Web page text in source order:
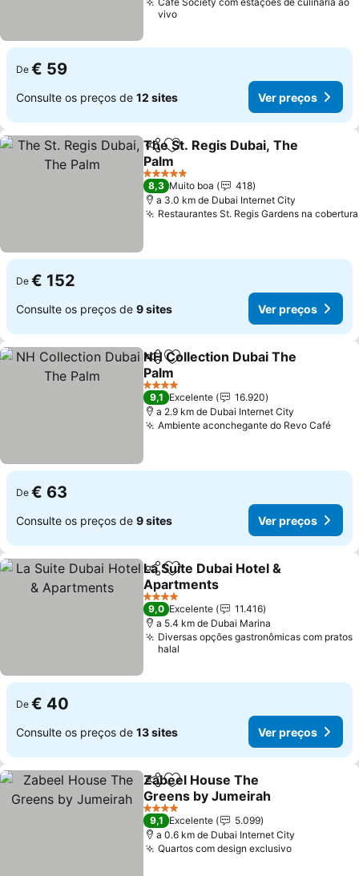
vivo
De € 59
Consulte os preços de 12 sites Ver preços
PartilharAdicionar aos favoritos
The St. Regis Dubai, The
Palm
Ver preços
5 Estrelas
8,3 Muito boa
418
a 3.0 km de Dubai Internet City
Restaurantes St. Regis Gardens na cobertura
De € 152
Consulte os preços de 9 sites Ver preços
PartilharAdicionar aos favoritos
NH Collection Dubai The
Palm
Ver preços
4 Estrelas
9,1 Excelente
16.920
a 2.9 km de Dubai Internet City
Ambiente aconchegante do Revo CaféVer
De € 63
Consulte os preços de 9 sites Ver preços
PartilharAdicionar aos favoritos
La Suite Dubai Hotel &
Apartments
Ver preços
4 Estrelas
9,0 Excelente
11.416
a 5.4 km de Dubai Marina
Diversas opções gastronômicas com pratos
halal
De € 40
Consulte os preços de 13 sites Ver preços
PartilharAdicionar aos favoritos
Zabeel House The
Greens by Jumeirah
Ver preços
4 Estrelas
9,1 Excelente
5.099
a 0.6 km de Dubai Internet City
Quartos com design exclusivoVer preços